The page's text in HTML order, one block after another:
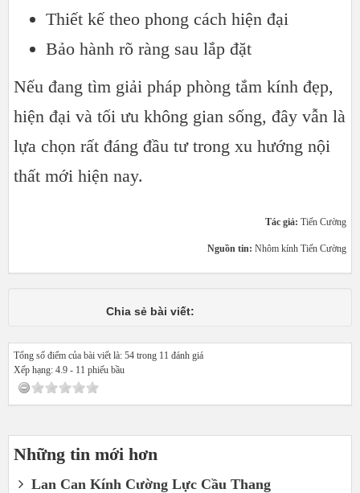
Thiết kế theo phong cách hiện đại
Bảo hành rõ ràng sau lắp đặt
Nếu đang tìm giải pháp phòng tắm kính đẹp,
hiện đại và tối ưu không gian sống, đây vẫn là
lựa chọn rất đáng đầu tư trong xu hướng nội
thất mới hiện nay.
Tác giả: Tiến Cường
Nguồn tin: Nhôm kính Tiến Cường
Chia sẻ bài viết:
Tổng số điểm của bài viết là: 54 trong 11 đánh giá
Xếp hạng: 4.9 - 11 phiếu bầu
Những tin mới hơn
Lan Can Kính Cường Lực Cầu Thang